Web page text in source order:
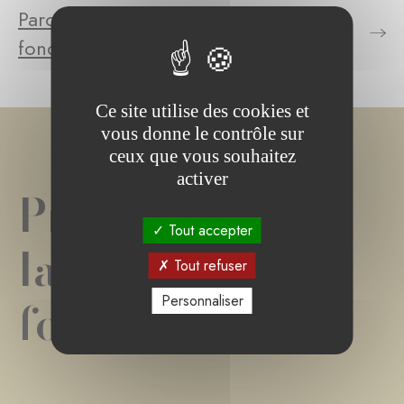
Parcourez le(s) projet(s) de la
fondation
Projet(s) de
la
fondation
Ce site utilise des cookies et
vous donne le contrôle sur
ceux que vous souhaitez
activer
Tout accepter
Tout refuser
Personnaliser